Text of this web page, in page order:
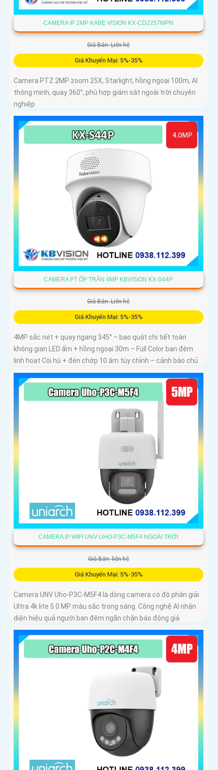
CAMERA IP 2MP KABE VISION KX-CD2257MPN
Giá Bán: Liên hệ
Giá Khuyến Mại: 5%-35%
Camera PTZ 2MP zoom 25X, Starlight, hồng ngoại 100m, AI
thông minh, quay 360°, phù hợp giám sát ngoài trời chuyên
nghiệp
CAMERA PT ỐP TRẦN 4MP KBVISION KX-S44P
Giá Bán: Liên hệ
Giá Khuyến Mại: 5%-35%
4MP sắc nét + quay ngang 345° – bao quát chi tiết toàn
không gian LED ấm + hồng ngoại 30m – Full Color ban đêm
linh hoạt Còi hú + đèn chớp 10 âm tùy chỉnh – cảnh báo chủ
động tức thì
CAMERA IP WIFI UNV UHO-P3C-M5F4 NGOÀI TRỜI
Giá Bán: liên hệ
Giá Khuyến Mại: 5%-35%
Camera UNV Uho-P3C-M5F4 là dòng camera có độ phân giải
Ultra 4k lite 5.0 MP màu sắc trong sáng. Công nghệ AI nhận
diện hiệu quả người ban đêm ngăn chặn báo động giả